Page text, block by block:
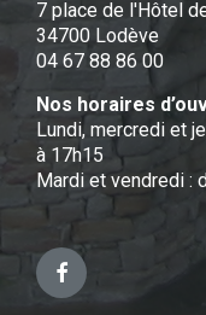
7 place de l'Hôtel
34700 Lodève
04 67 88 86 00
Nos horaires
Lundi, mercredi et
à 17h15
Mardi et vendredi :
Facebook